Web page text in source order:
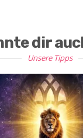
dir
Unsere Tipps